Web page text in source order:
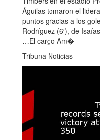
Águilas tomaron el
puntos gracias a los
Rodríguez (6′), de
…El cargo Am�
Tribuna Noticias